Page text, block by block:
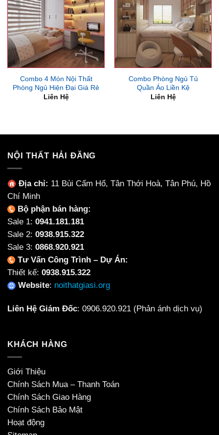
Combo 4 Món Nội Thất
Phòng Ngủ Hiện Đại Giá Rẻ
Liên Hệ
Combo Phòng Ngủ Tủ
Quần Áo Liền Kệ
Liên Hệ
NỘI THẤT HẢI ĐĂNG
Địa chỉ: 11 Bùi Cẩm Hổ, Tân Thới Hoà, Tân Phú, Hồ
Chí Minh
Bộ phận bán hàng:
Sale 1: 0941.181.181
Sale 2: 0938.915.322
Sale 3: 0868.920.921
Tư Vấn Công Trình – Dự Án:
Thiết kế: 0938.915.322
Website: noithatgiasi.org
Liên Hệ Giám Đốc: 0906.920.921 (Phản ánh dịch vụ)
KHÁCH HÀNG
Giới Thiệu
Chính Sách Mua – Thanh Toán
Chính Sách Giao Hàng
Chính Sách Bảo Mật
Hoạt động